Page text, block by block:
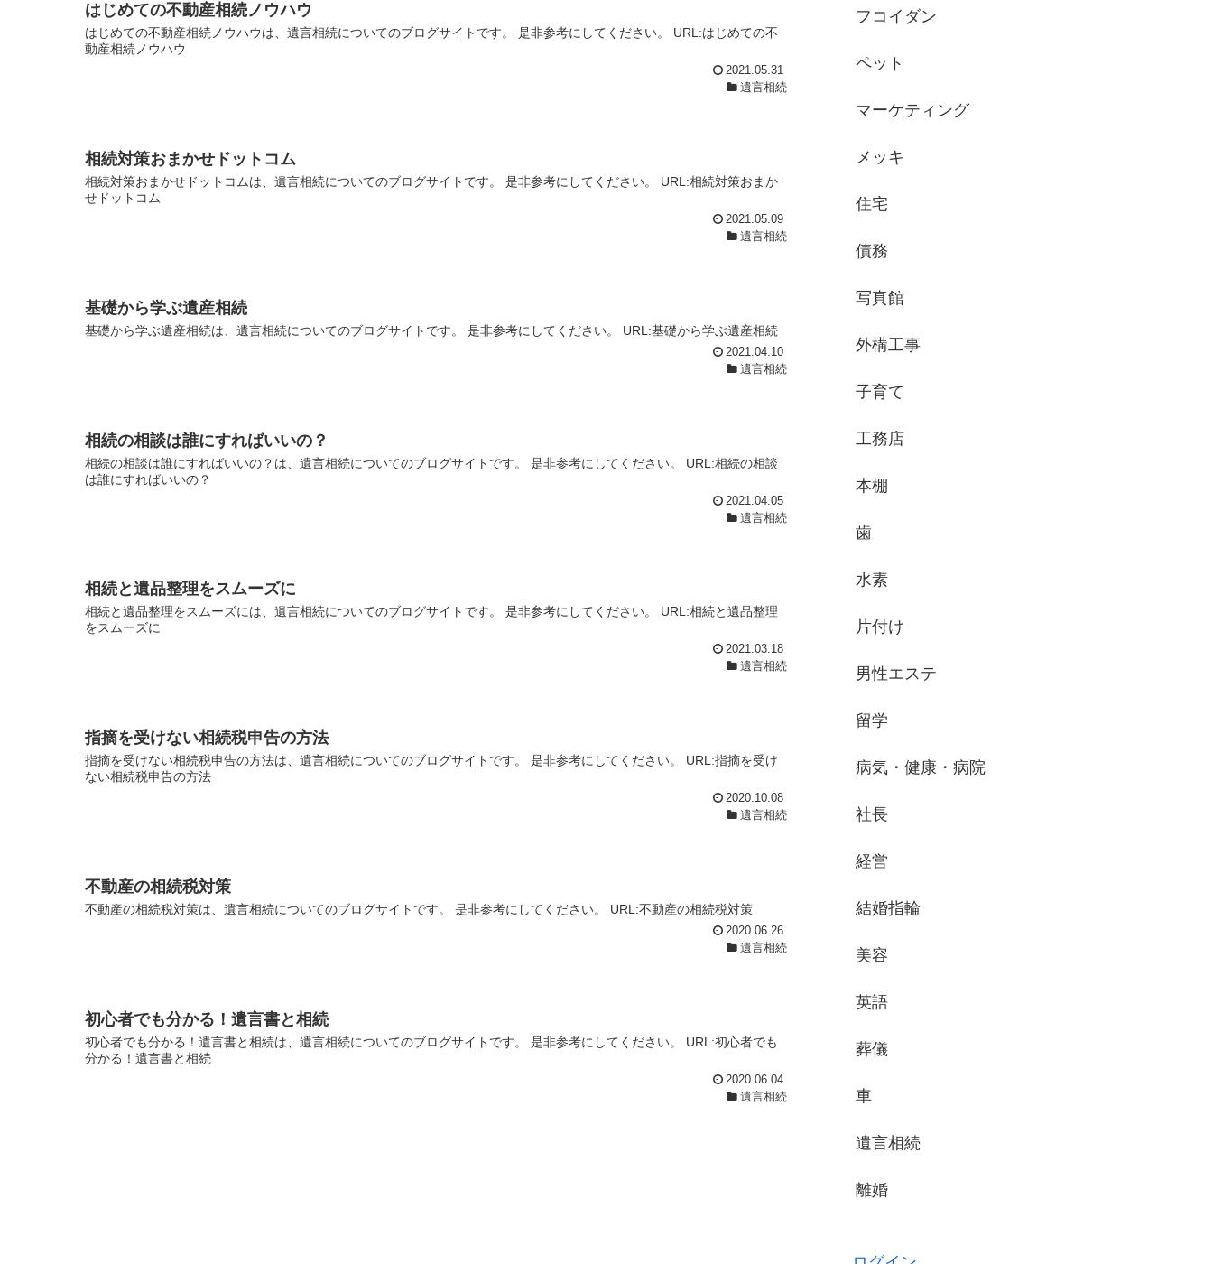
はじめての不動産相続ノウハウ
はじめての不動産相続ノウハウは、遺言相続についてのブログサイトです。 是非参考にしてください。 URL:はじめての不
動産相続ノウハウ
2021.05.31
遺言相続
相続対策おまかせドットコム
相続対策おまかせドットコムは、遺言相続についてのブログサイトです。 是非参考にしてください。 URL:相続対策おまか
せドットコム
2021.05.09
遺言相続
基礎から学ぶ遺産相続
基礎から学ぶ遺産相続は、遺言相続についてのブログサイトです。 是非参考にしてください。 URL:基礎から学ぶ遺産相続
2021.04.10
遺言相続
相続の相談は誰にすればいいの？
相続の相談は誰にすればいいの？は、遺言相続についてのブログサイトです。 是非参考にしてください。 URL:相続の相談
は誰にすればいいの？
2021.04.05
遺言相続
相続と遺品整理をスムーズに
相続と遺品整理をスムーズには、遺言相続についてのブログサイトです。 是非参考にしてください。 URL:相続と遺品整理
をスムーズに
2021.03.18
遺言相続
指摘を受けない相続税申告の方法
指摘を受けない相続税申告の方法は、遺言相続についてのブログサイトです。 是非参考にしてください。 URL:指摘を受け
ない相続税申告の方法
2020.10.08
遺言相続
不動産の相続税対策
不動産の相続税対策は、遺言相続についてのブログサイトです。 是非参考にしてください。 URL:不動産の相続税対策
2020.06.26
遺言相続
初心者でも分かる！遺言書と相続
初心者でも分かる！遺言書と相続は、遺言相続についてのブログサイトです。 是非参考にしてください。 URL:初心者でも
分かる！遺言書と相続
2020.06.04
遺言相続
フコイダン
ペット
マーケティング
メッキ
住宅
債務
写真館
外構工事
子育て
工務店
本棚
歯
水素
片付け
男性エステ
留学
病気・健康・病院
社長
経営
結婚指輪
美容
英語
葬儀
車
遺言相続
離婚